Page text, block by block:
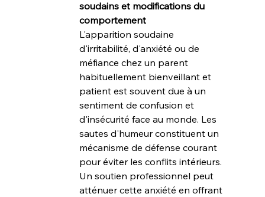
soudains et modifications du
comportement
L'apparition soudaine
d'irritabilité, d'anxiété ou de
méfiance chez un parent
habituellement bienveillant et
patient est souvent due à un
sentiment de confusion et
d'insécurité face au monde. Les
sautes d'humeur constituent un
mécanisme de défense courant
pour éviter les conflits intérieurs.
Un soutien professionnel peut
atténuer cette anxiété en offrant